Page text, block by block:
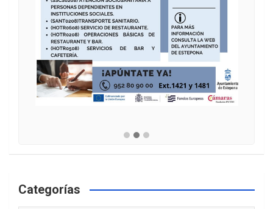
Categorías